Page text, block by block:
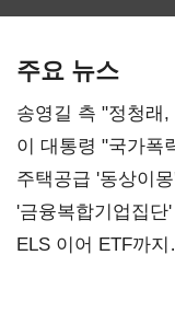
주요 뉴스
송영길 측 "정청래
총선 지휘 못해"
이 대통령 "국가폭
진실 밝혀야"
주택공급 '동상이
'금융복합기업집
ELS 이어 ETF까